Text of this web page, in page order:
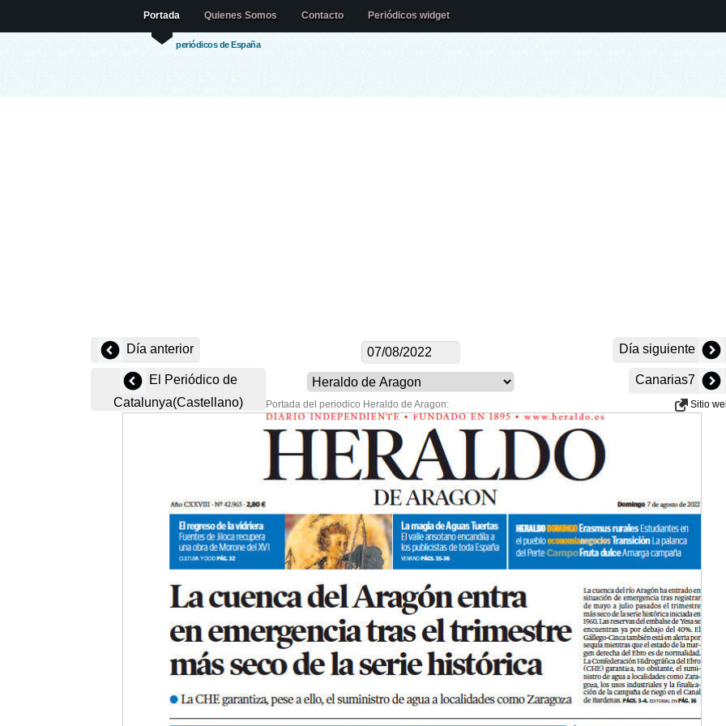
periódicos de España
Portada Quienes Somos Contacto Periódicos widget
Día anterior Día siguiente
El Periódico de
Catalunya(Castellano)
Canarias7
Portada del periodico Heraldo de Aragon: Sitio